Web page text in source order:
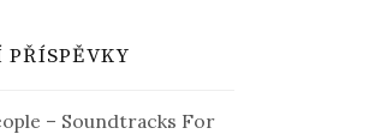
PŘÍSPĚVKY
– Soundtracks For